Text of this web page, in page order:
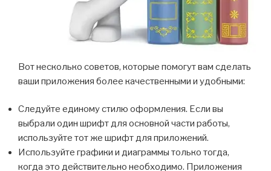
Вот несколько советов, которые помогут вам сделать
ваши приложения более качественными и удобными:
Следуйте единому стилю оформления. Если вы
выбрали один шрифт для основной части работы,
используйте тот же шрифт для приложений.
Используйте графики и диаграммы только тогда,
когда это действительно необходимо. Приложения